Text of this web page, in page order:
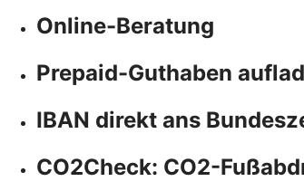
Online-Beratung
Prepaid-Guthaben
IBAN direkt ans
CO2Check: CO2-